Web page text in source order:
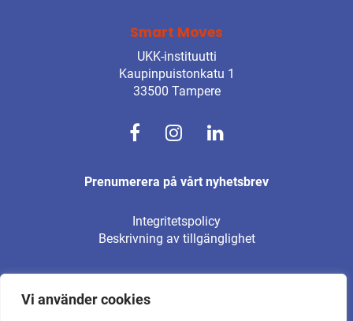
Vi använder cookies
Smart Moves
UKK-instituutti
Kaupinpuistonkatu 1
33500 Tampere
Prenumerera på vårt nyhetsbrev
Integritetspolicy
Beskrivning av tillgänglighet